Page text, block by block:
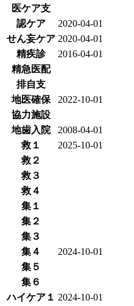
医ケア支
認ケア
2020-04-01
せん妄ケア 2020-04-01
精疾診
2016-04-01
精急医配
排自支
地医確保
2022-10-01
協力施設
地歯入院
2008-04-01
救１
2025-10-01
救２
救３
救４
集１
集２
集３
集４
2024-10-01
集５
集６
ハイケア１ 2024-10-01